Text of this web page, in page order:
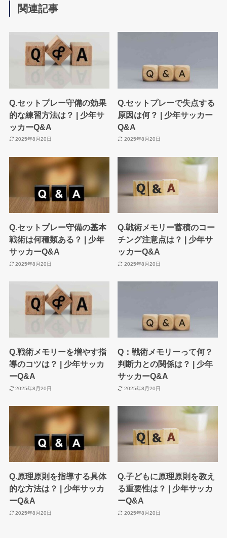
関連記事
Q.セットプレー守備の効果
的な練習方法は？ | 少年サ
ッカーQ&A
2025年8月20日
Q.セットプレーで失点する
原因は何？ | 少年サッカー
Q&A
2025年8月20日
Q.セットプレー守備の基本
戦術は何種類ある？ | 少年
サッカーQ&A
2025年8月20日
Q.戦術メモリー蓄積のコー
チング注意点は？ | 少年サ
ッカーQ&A
2025年8月20日
Q.戦術メモリーを増やす指
導のコツは？ | 少年サッカ
ーQ&A
2025年8月20日
Q：戦術メモリーって何？
判断力との関係は？ | 少年
サッカーQ&A
2025年8月20日
Q.原理原則を指導する具体
的な方法は？ | 少年サッカ
ーQ&A
2025年8月20日
Q.子どもに原理原則を教え
る重要性は？ | 少年サッカ
ーQ&A
2025年8月20日